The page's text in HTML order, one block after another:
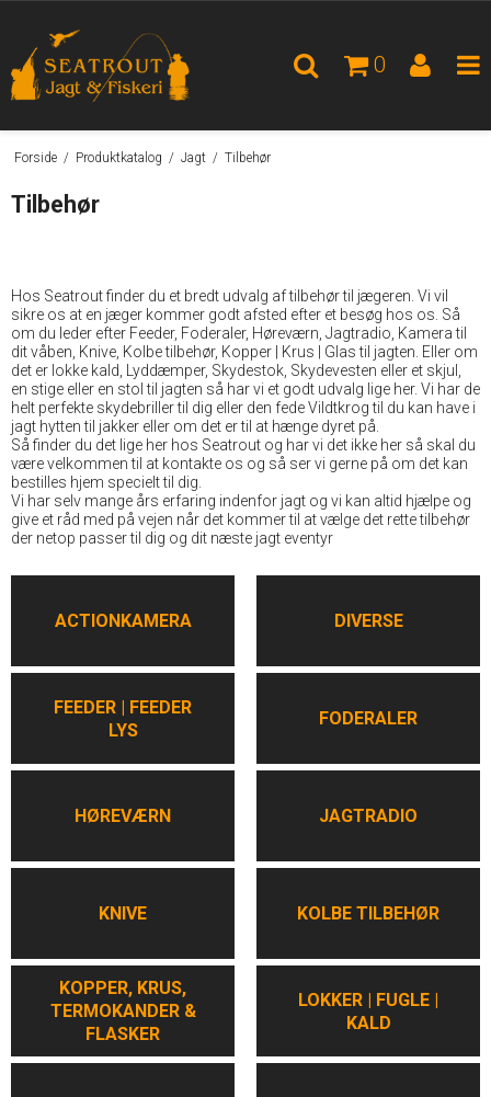
0
Forside / Produktkatalog / Jagt / Tilbehør
Tilbehør
Hos Seatrout finder du et bredt udvalg af tilbehør til jægeren. Vi vil
sikre os at en jæger kommer godt afsted efter et besøg hos os. Så
om du leder efter Feeder, Foderaler, Høreværn, Jagtradio, Kamera til
dit våben, Knive, Kolbe tilbehør, Kopper | Krus | Glas til jagten. Eller om
det er lokke kald, Lyddæmper, Skydestok, Skydevesten eller et skjul,
en stige eller en stol til jagten så har vi et godt udvalg lige her. Vi har de
helt perfekte skydebriller til dig eller den fede Vildtkrog til du kan have i
jagt hytten til jakker eller om det er til at hænge dyret på.
Så finder du det lige her hos Seatrout og har vi det ikke her så skal du
være velkommen til at kontakte os og så ser vi gerne på om det kan
bestilles hjem specielt til dig.
Vi har selv mange års erfaring indenfor jagt og vi kan altid hjælpe og
give et råd med på vejen når det kommer til at vælge det rette tilbehør
der netop passer til dig og dit næste jagt eventyr
ACTIONKAMERA DIVERSE
FEEDER | FEEDER
LYS
FODERALER
HØREVÆRN JAGTRADIO
KNIVE KOLBE TILBEHØR
KOPPER, KRUS,
TERMOKANDER &
FLASKER
LOKKER | FUGLE |
KALD